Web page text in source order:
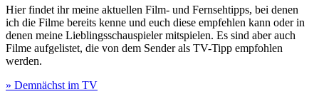
Hier findet ihr meine aktuellen Film- und Fernsehtipps, bei denen
ich die Filme bereits kenne und euch diese empfehlen kann oder in
denen meine Lieblingsschauspieler mitspielen. Es sind aber auch
Filme aufgelistet, die von dem Sender als TV-Tipp empfohlen
werden.
» Demnächst im TV